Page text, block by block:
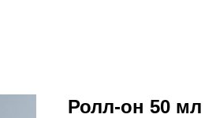
Ролл-он 50 мл